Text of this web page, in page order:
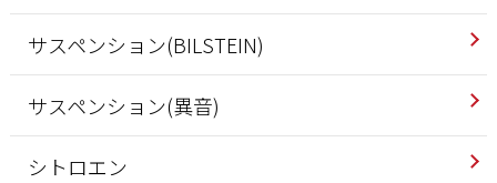
サスペンション(BILSTEIN)
サスペンション(異音)
シトロエン